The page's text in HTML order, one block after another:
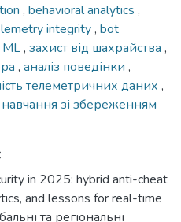
, behavioral analytics ,
integrity, bot
ML, захист від шахрайства ,
, аналіз поведінки ,
телеметричних даних ,
зі збереженням
in 2025: hybrid anti-cheat
and lessons for real-time
та регіональні